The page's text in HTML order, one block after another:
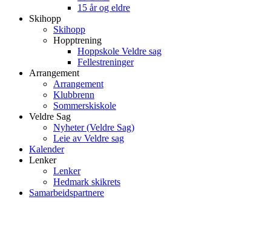
15 år og eldre
Skihopp
Skihopp
Hopptrening
Hoppskole Veldre sag
Fellestreninger
Arrangement
Arrangement
Klubbrenn
Sommerskiskole
Veldre Sag
Nyheter (Veldre Sag)
Leie av Veldre sag
Kalender
Lenker
Lenker
Hedmark skikrets
Samarbeidspartnere